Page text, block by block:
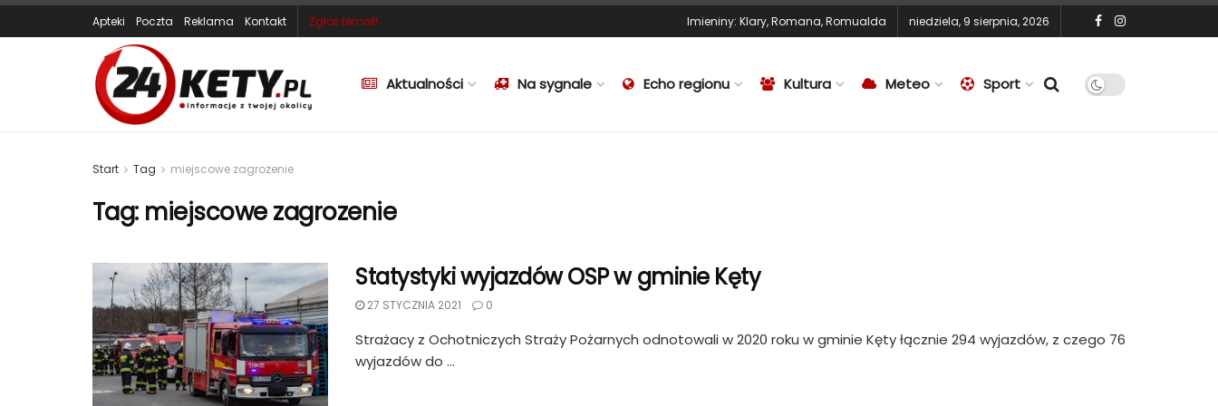
Apteki Poczta Reklama Kontakt Zgłoś temat! Imieniny: Klary,Romana,Romualda niedziela, 9 sierpnia, 2026
Aktualności Na sygnale Echo regionu Kultura Meteo Sport
Start Tag miejscowe zagrozenie
Tag: miejscowe zagrozenie
Statystyki wyjazdów OSP w gminie Kęty
27 STYCZNIA 2021 0
Strażacy z Ochotniczych Straży Pożarnych odnotowali w 2020 roku w gminie Kęty łącznie 294 wyjazdów, z czego 76
wyjazdów do ...